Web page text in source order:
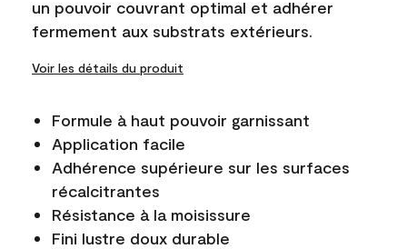
un pouvoir couvrant optimal et adhérer
fermement aux substrats extérieurs.
Voir les détails du produit
Formule à haut pouvoir garnissant
Application facile
Adhérence supérieure sur les surfaces
récalcitrantes
Résistance à la moisissure
Fini lustre doux durable